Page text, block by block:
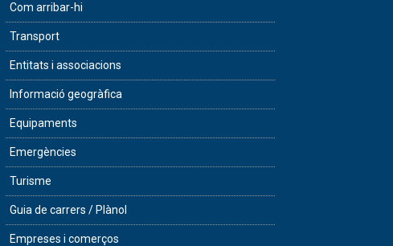
Com arribar-hi
Transport
Entitats i associacions
Informació geogràfica
Equipaments
Emergències
Turisme
Guia de carrers / Plànol
Empreses i comerços